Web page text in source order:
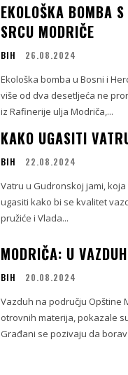
EKOLOŠKA BOMBA
SRCU MODRIČE
BIH 26.08.2024
Ekološka bomba u Bosni i
više od dva desetljeća ne
iz Rafinerije ulja Modriča,...
KAKO UGASITI
BIH 22.08.2024
Vatru u Gudronskoj jami,
ugasiti kako bi se kvalitet
pružiće i Vlada...
MODRIČA: U
BIH 20.08.2024
Vazduh na području Opštine
otrovnih materija, pokazale
Građani se pozivaju da